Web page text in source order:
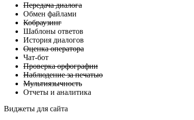
Передача диалога
Обмен файлами
Кобраузинг
Шаблоны ответов
История диалогов
Оценка оператора
Чат-бот
Проверка орфографии
Наблюдение за печатью
Мультиязычность
Отчеты и аналитика
Виджеты для сайта